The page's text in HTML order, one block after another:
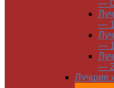
—
—
—
—
Лучшие